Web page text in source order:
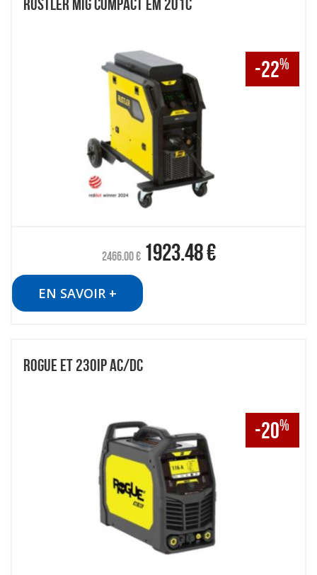
RUSTLER MIG COMPACT EM 201C
-22%
2466.00€ 1923.48€
EN SAVOIR +
ROGUE ET 230IP AC/DC
-20%